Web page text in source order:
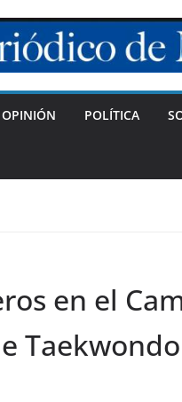
OPINIÓN POLÍTICA
en el
Taekwondo